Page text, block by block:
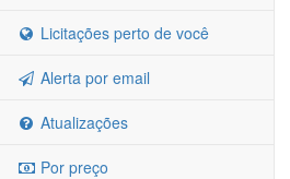
Licitações perto de você
Alerta por email
Atualizações
Por preço